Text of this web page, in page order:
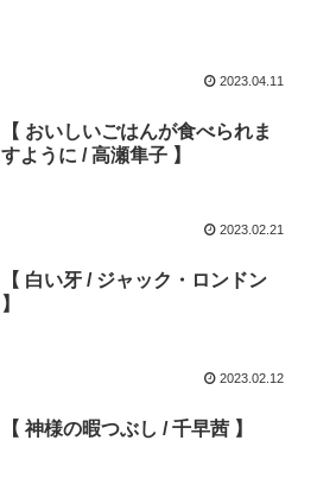
2023.04.11
【 おいしいごはんが食べられま
すように / 高瀬隼子 】
2023.02.21
【 白い牙 / ジャック・ロンドン
】
2023.02.12
【 神様の暇つぶし / 千早茜 】